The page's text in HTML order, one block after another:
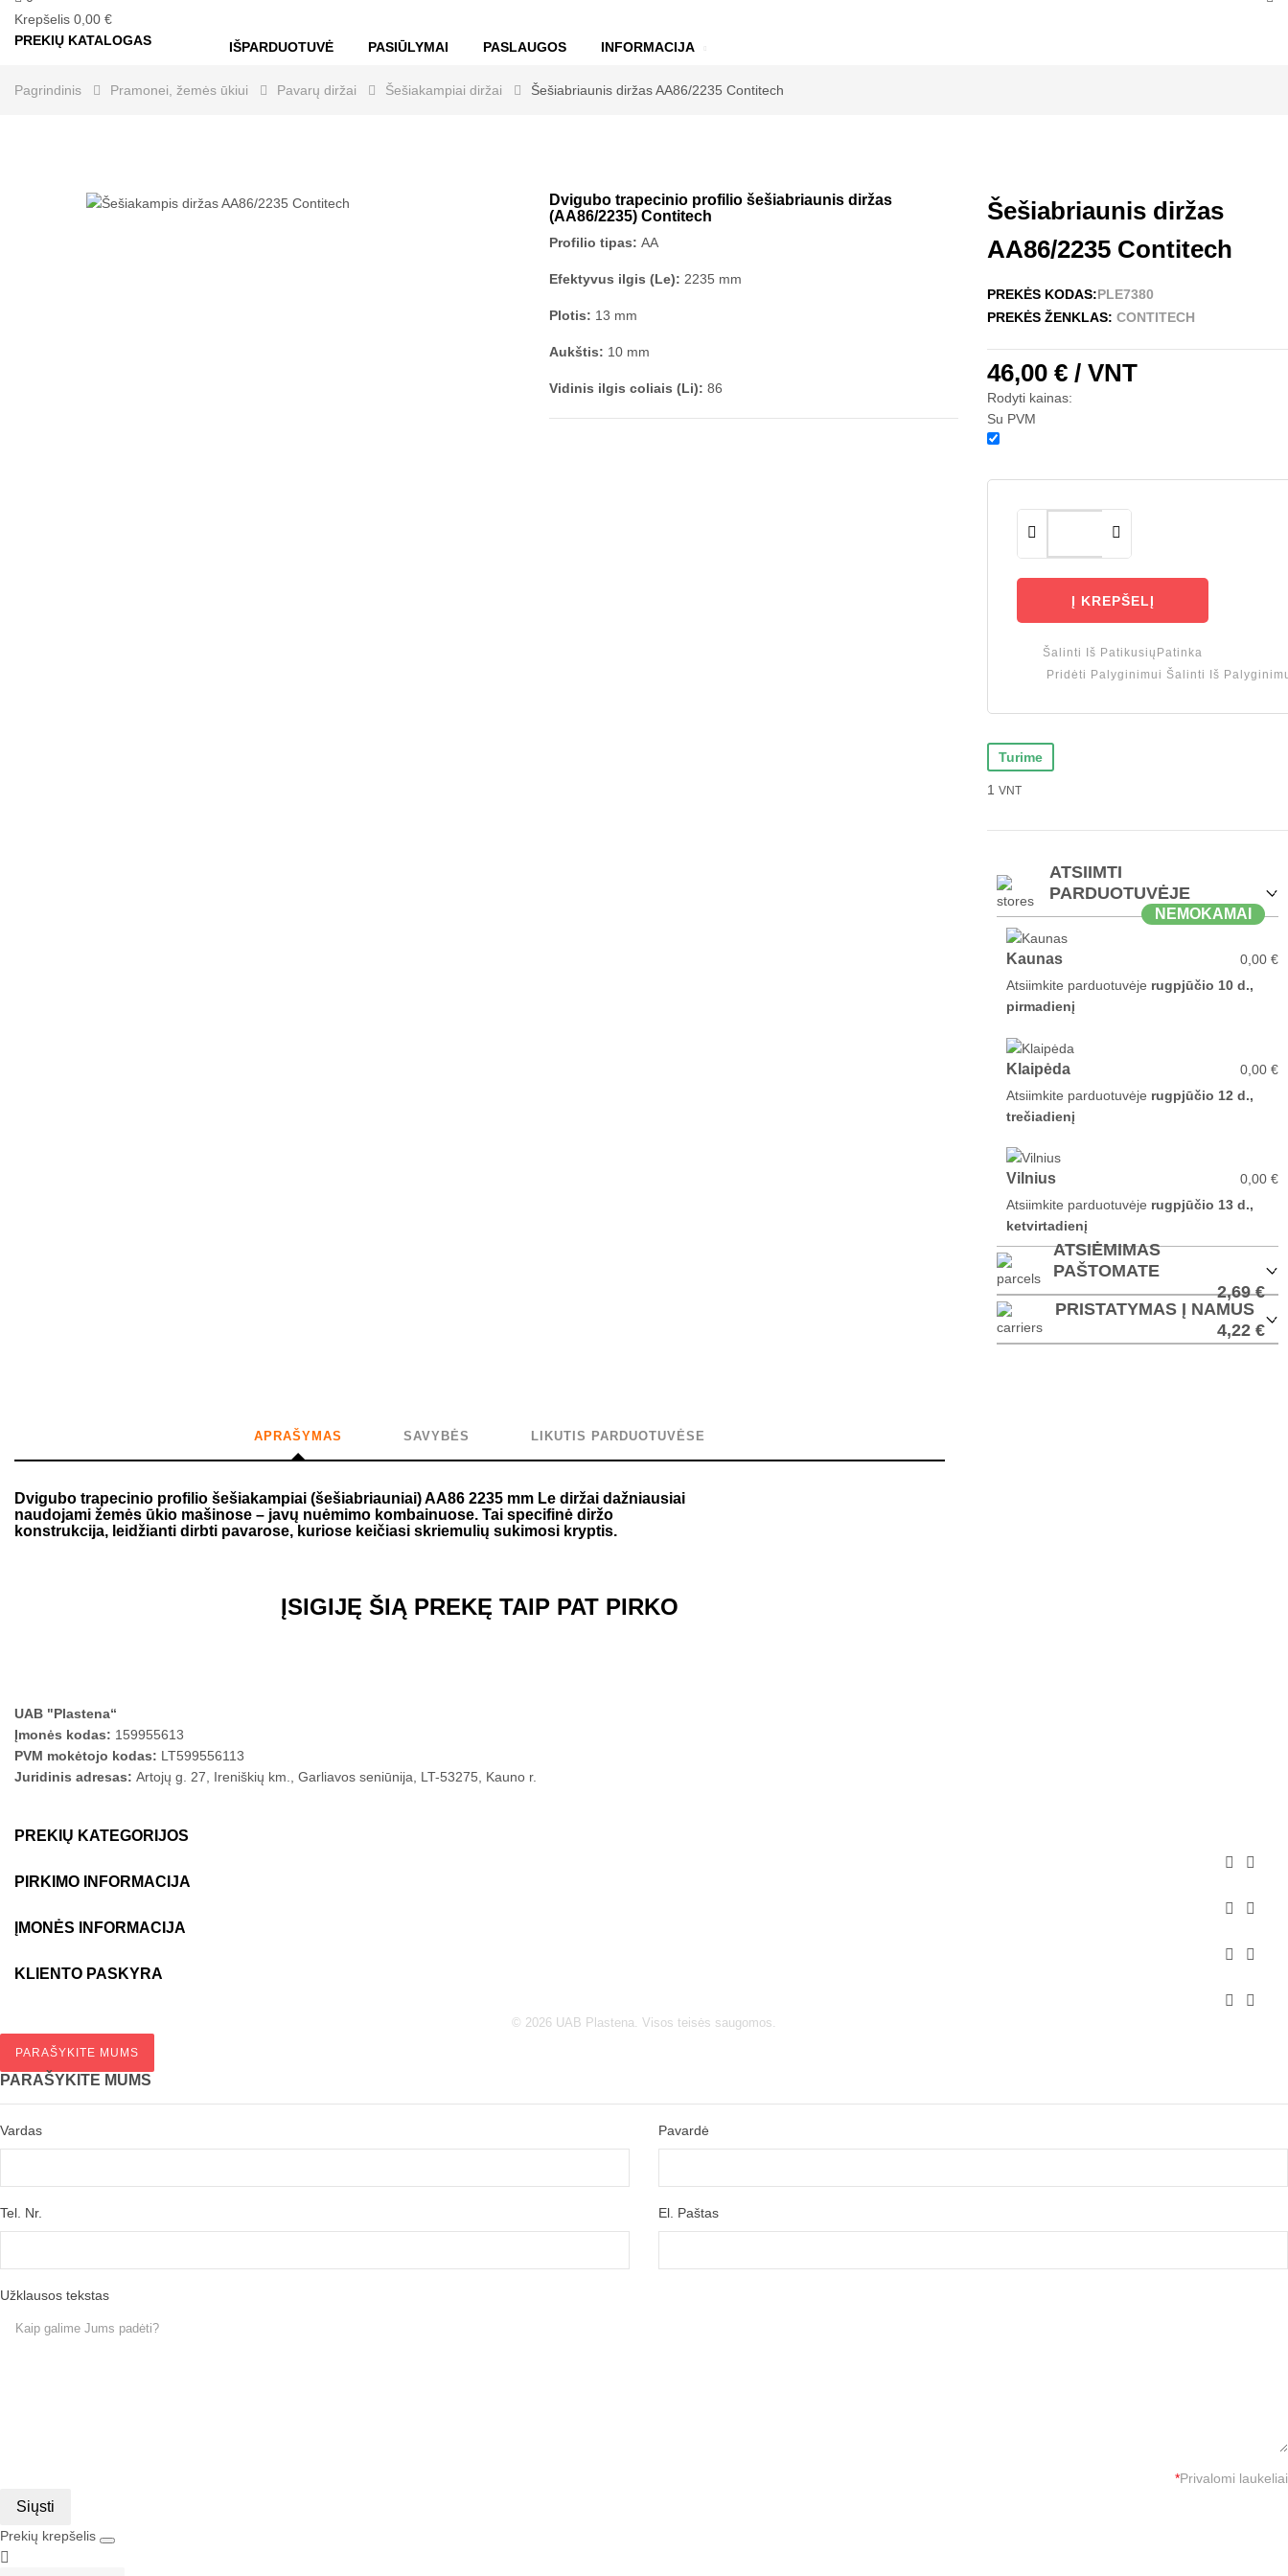
Krepšelis 0,00 €
PREKIŲ KATALOGAS
IŠPARDUOTUVĖ PASIŪLYMAI PASLAUGOS INFORMACIJA
Pagrindinis Pramonei, žemės ūkiui Pavarų diržai Šešiakampiai diržai Šešiabriaunis diržas AA86/2235 Contitech
Dvigubo trapecinio profilio šešiabriaunis diržas
(AA86/2235) Contitech
Profilio tipas: AA
Efektyvus ilgis (Le): 2235 mm
Plotis: 13 mm
Aukštis: 10 mm
Vidinis ilgis coliais (Li): 86
Šešiabriaunis diržas
AA86/2235 Contitech
PREKĖS KODAS:PLE7380
PREKĖS ŽENKLAS: CONTITECH
46,00 €/ VNT
Rodyti kainas:
Su PVM
Į KREPŠELĮ
Šalinti Iš Patikusių Patinka
Pridėti Palyginimui Šalinti Iš
Turime
1VNT
ATSIIMTI
PARDUOTUVĖJE
NEMOKAMAI
Kaunas
0,00 €
Atsiimkite parduotuvėje rugpjūčio 10 d.,
pirmadienį
Klaipėda
0,00 €
Atsiimkite parduotuvėje rugpjūčio 12 d.,
trečiadienį
Vilnius
0,00 €
Atsiimkite parduotuvėje rugpjūčio 13 d.,
ketvirtadienį
ATSIĖMIMAS
PAŠTOMATE
2,69 €
PRISTATYMAS Į NAMUS
4,22 €
APRAŠYMAS SAVYBĖS LIKUTIS PARDUOTUVĖSE
Dvigubo trapecinio profilio šešiakampiai (šešiabriauniai) AA86 2235 mm Le diržai dažniausiai
naudojami žemės ūkio mašinose – javų nuėmimo kombainuose. Tai specifinė diržo
konstrukcija, leidžianti dirbti pavarose, kuriose keičiasi skriemulių sukimosi kryptis.
ĮSIGIJĘ ŠIĄ PREKĘ TAIP PAT PIRKO
UAB "Plastena“
Įmonės kodas: 159955613
PVM mokėtojo kodas: LT599556113
Juridinis adresas: Artojų g. 27, Ireniškių km., Garliavos seniūnija, LT-53275, Kauno r.
PREKIŲ KATEGORIJOS


PIRKIMO INFORMACIJA


ĮMONĖS INFORMACIJA


KLIENTO PASKYRA


© 2026 UAB Plastena. Visos teisės saugomos.
PARAŠYKITE MUMS
PARAŠYKITE MUMS
Vardas Pavardė
Tel. Nr. El. Paštas
Užklausos tekstas
*Privalomi laukeliai
Siųsti
Prekių krepšelis
